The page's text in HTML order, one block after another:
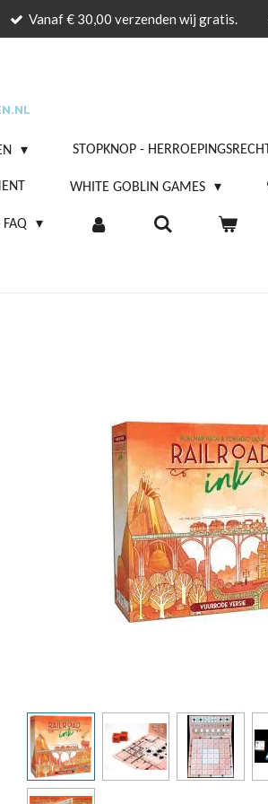
Vanaf € 30,00 verzenden wij gratis.
STOPKNOP -
WHITE GOBLIN GAMES
FAQ